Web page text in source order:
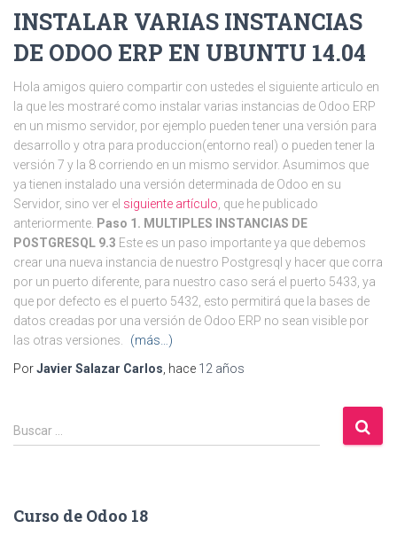
INSTALAR VARIAS INSTANCIAS
DE ODOO ERP EN UBUNTU 14.04
Hola amigos quiero compartir con ustedes el siguiente articulo en
la que les mostraré como instalar varias instancias de Odoo ERP
en un mismo servidor, por ejemplo pueden tener una versión para
desarrollo y otra para produccion(entorno real) o pueden tener la
versión 7 y la 8 corriendo en un mismo servidor. Asumimos que
ya tienen instalado una versión determinada de Odoo en su
Servidor, sino ver el siguiente artículo , que he publicado
anteriormente. Paso 1. MULTIPLES INSTANCIAS DE
POSTGRESQL 9.3 Este es un paso importante ya que debemos
crear una nueva instancia de nuestro Postgresql y hacer que corra
por un puerto diferente, para nuestro caso será el puerto 5433, ya
que por defecto es el puerto 5432, esto permitirá que la bases de
datos creadas por una versión de Odoo ERP no sean visible por
las otras versiones.
(más…)
PorJavier Salazar Carlos , hace 12 años
B
u
r
Buscar …
Curso de Odoo 18